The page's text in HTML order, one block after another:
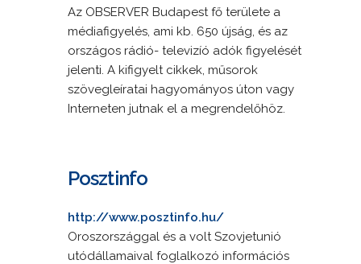
Az OBSERVER Budapest fő területe a
médiafigyelés, ami kb. 650 újság, és az
országos rádió- televizíó adók figyelését
jelenti. A kifigyelt cikkek, műsorok
szövegleíratai hagyományos úton vagy
Interneten jutnak el a megrendelőhöz.
Posztinfo
http://www.posztinfo.hu/
Oroszországgal és a volt Szovjetunió
utódállamaival foglalkozó információs